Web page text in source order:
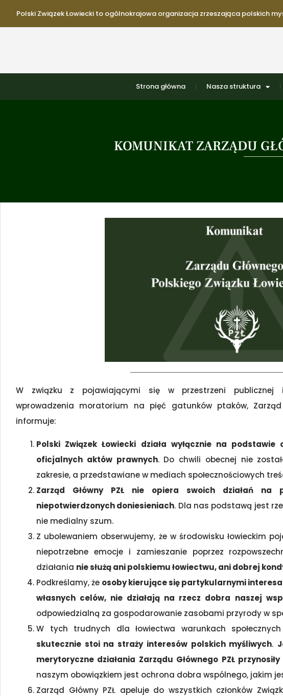
Polski Związek Łowiecki to ogólnokrajowa organizacja zrzeszająca polskich
Strona główna Nasza struktura
KOMUNIKAT ZARZĄDU
W związku z pojawiającymi się w przestrzeni publicznej
wprowadzenia moratorium na pięć gatunków ptaków, Zarząd
informuje:
Polski Związek Łowiecki działa wyłącznie na
oficjalnych aktów prawnych. Do chwili obecnej nie
zakresie, a przedstawiane w mediach społecznościowych
Zarząd Główny PZŁ nie opiera swoich działań na
niepotwierdzonych doniesieniach. Dla nas podstawą jest
nie medialny szum.
Z ubolewaniem obserwujemy, że w środowisku łowieckim
niepotrzebne emocje i zamieszanie poprzez
działania nie służą ani polskiemu łowiectwu, ani dobrej
Podkreślamy, że osoby kierujące się partykularnymi
własnych celów, nie działają na rzecz dobra naszej
odpowiedzialną za gospodarowanie zasobami przyrody w
W tych trudnych dla łowiectwa warunkach
skutecznie stoi na straży interesów polskich myśliwych.
merytoryczne działania Zarządu Głównego PZŁ
naszym obowiązkiem jest ochrona dobra wspólnego, jakim
Zarząd Główny PZŁ apeluje do wszystkich członków